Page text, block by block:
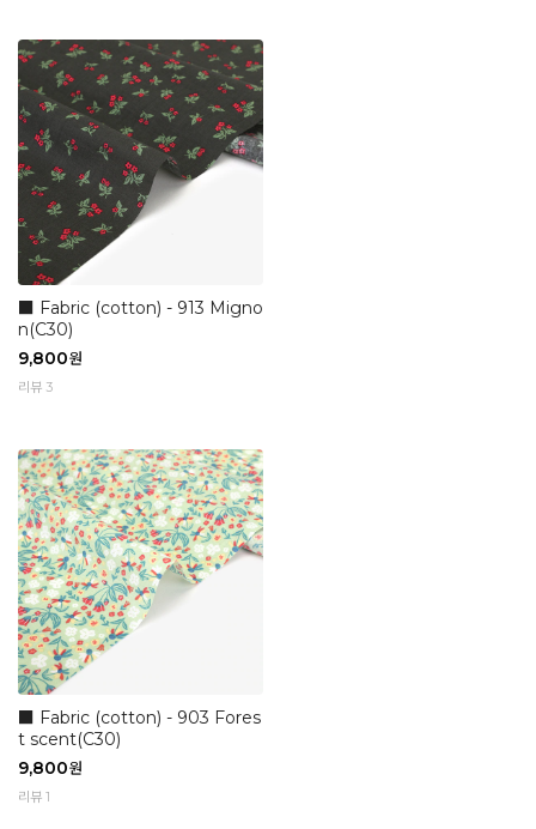
■ Fabric (cotton) - 913 Migno
n(C30)
9,800원
리뷰 3
■ Fabric (cotton) - 903 Fores
t scent(C30)
9,800원
리뷰 1